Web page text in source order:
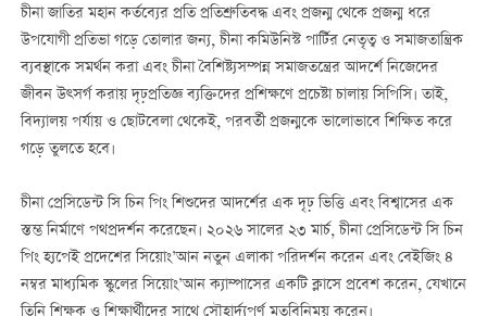
চীনা জাতির মহান কর্তব্যের প্রতি প্রতিশ্রুতিবদ্ধ এবং প্রজন্ম থেকে প্রজন্ম ধরে
উপযোগী প্রতিভা গড়ে তোলার জন্য, চীনা কমিউনিস্ট পার্টির নেতৃত্ব ও সমাজতান্ত্রিক
ব্যবস্থাকে সমর্থন করা এবং চীনা বৈশিষ্ট্যসম্পন্ন সমাজতন্ত্রের আদর্শে নিজেদের
জীবন উত্সর্গ করায় দৃঢ়প্রতিজ্ঞ ব্যক্তিদের প্রশিক্ষণে প্রচেষ্টা চালায় সিপিসি। তাই,
বিদ্যালয় পর্যায় ও ছোটবেলা থেকেই, পরবর্তী প্রজন্মকে ভালোভাবে শিক্ষিত করে
গড়ে তুলতে হবে।
চীনা প্রেসিডেন্ট সি চিন পিং শিশুদের আদর্শের এক দৃঢ় ভিত্তি এবং বিশ্বাসের এক
স্তম্ভ নির্মাণে পথপ্রদর্শন করেছেন। ২০২৬ সালের ২৩ মার্চ, চীনা প্রেসিডেন্ট সি চিন
পিং হ্যপেই প্রদেশের সিয়োং’আন নতুন এলাকা পরিদর্শন করেন এবং বেইজিং ৪
নম্বর মাধ্যমিক স্কুলের সিয়োং’আন ক্যাম্পাসের একটি ক্লাসে প্রবেশ করেন, যেখানে